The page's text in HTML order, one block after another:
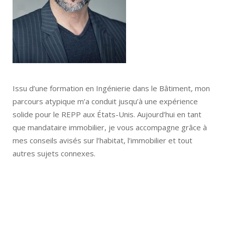
Issu d’une formation en Ingénierie dans le Bâtiment, mon
parcours atypique m’a conduit jusqu’à une expérience
solide pour le REPP aux États-Unis. Aujourd’hui en tant
que mandataire immobilier, je vous accompagne grâce à
mes conseils avisés sur l’habitat, l’immobilier et tout
autres sujets connexes.